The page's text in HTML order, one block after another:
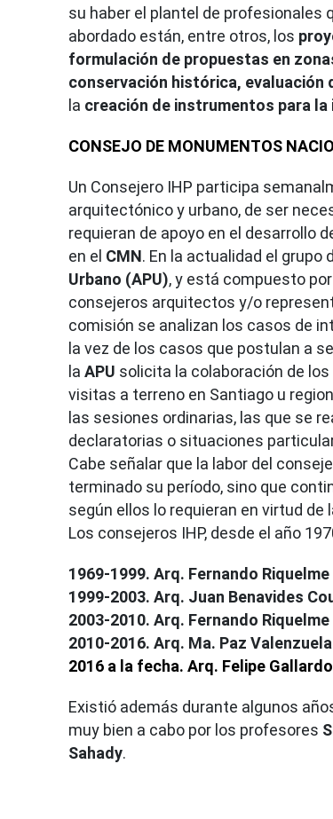
su haber el plantel de profesionales
abordado están, entre otros, los
formulación de propuestas en
conservación histórica, evaluación
la creación de instrumentos para
CONSEJO DE MONUMENTOS
Un Consejero IHP participa
arquitectónico y urbano, de ser
requieran de apoyo en el desarrollo
en el CMN. En la actualidad el grupo
Urbano (APU), y está compuesto
consejeros arquitectos y/o
comisión se analizan los casos de
la vez de los casos que postulan a
la APU solicita la colaboración de
visitas a terreno en Santiago u
las sesiones ordinarias, las que se
declaratorias o situaciones
Cabe señalar que la labor del
terminado su período, sino que
según ellos lo requieran en virtud
Los consejeros IHP, desde el año
1969-1999. Arq. Fernando
1999-2003. Arq. Juan Benavides
2003-2010. Arq. Fernando
2010-2016. Arq. Ma. Paz
2016 a la fecha. Arq. Felipe
Existió además durante algunos
muy bien a cabo por los profesores
Sahady.